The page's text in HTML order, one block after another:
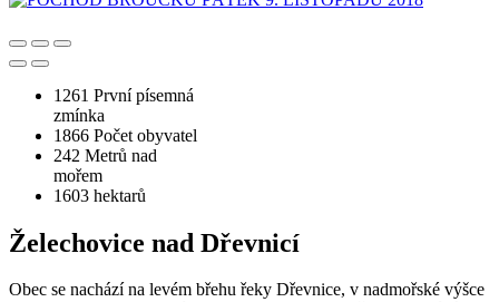
1261 První písemná
zmínka
1866 Počet obyvatel
242 Metrů nad
mořem
1603 hektarů
Želechovice nad Dřevnicí
Obec se nachází na levém břehu řeky Dřevnice, v nadmořské výšce